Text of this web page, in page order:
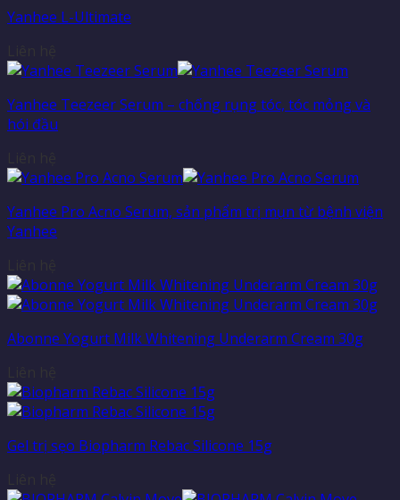
Yanhee L-Ultimate
Yanhee Teezeer Serum – chống rụng tóc, tóc mỏng và
hói đầu
Yanhee Pro Acno Serum, sản phẩm trị mụn từ bệnh viện
Yanhee
Abonne Yogurt Milk Whitening Underarm Cream 30g
Gel trị sẹo Biopharm Rebac Silicone 15g